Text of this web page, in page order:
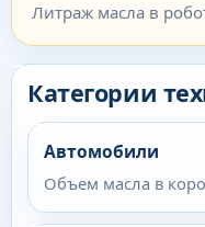
Литраж масла в
Категории
Автомобили
Объем масла в